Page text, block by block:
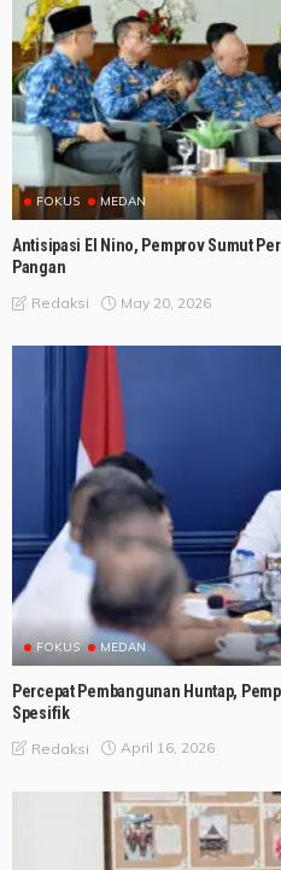
FOKUS MEDAN
Antisipasi El Nino, Pemprov Sumut
Pangan
Redaksi May 20, 2026
FOKUS MEDAN
Percepat Pembangunan Huntap,
Spesifik
Redaksi April 16, 2026